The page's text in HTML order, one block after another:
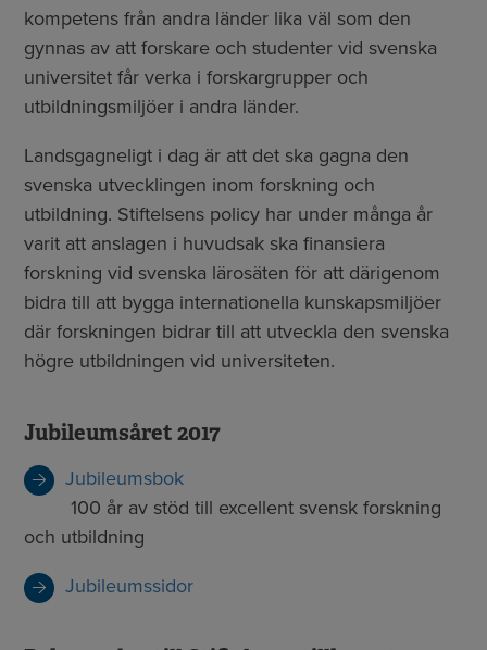
kompetens från andra länder lika väl som den
gynnas av att forskare och studenter vid svenska
universitet får verka i forskargrupper och
utbildningsmiljöer i andra länder.
Landsgagneligt i dag är att det ska gagna den
svenska utvecklingen inom forskning och
utbildning. Stiftelsens policy har under många år
varit att anslagen i huvudsak ska finansiera
forskning vid svenska lärosäten för att därigenom
bidra till att bygga internationella kunskapsmiljöer
där forskningen bidrar till att utveckla den svenska
högre utbildningen vid universiteten.
Jubileumsåret 2017
Jubileumsbok
100 år av stöd till excellent svensk forskning
och utbildning
Jubileumssidor